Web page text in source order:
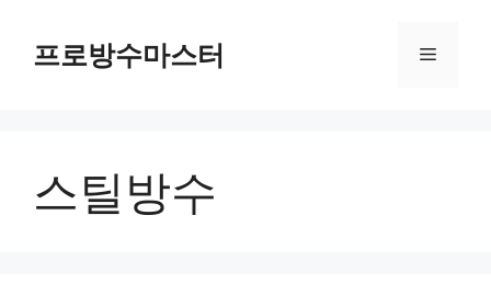
프로방수마스터 메
스틸방수